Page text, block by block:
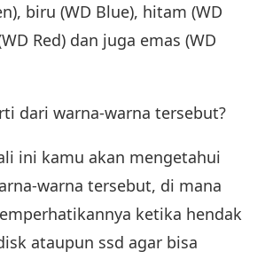
biru (WD Blue), hitam (WD
Red) dan juga emas (WD
dari warna-warna tersebut?
ini kamu akan mengetahui
warna tersebut, di mana
ketika hendak
ataupun ssd agar bisa